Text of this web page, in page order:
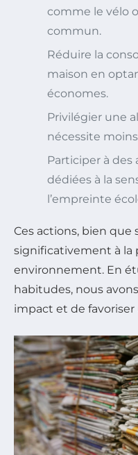
comme le vélo
commun.
Réduire la
maison en
économes.
Privilégier une
nécessite
Participer à
dédiées à la
l’empreinte
Ces actions, bien
significativement à la
environnement. En
habitudes, nous
impact et de favoriser